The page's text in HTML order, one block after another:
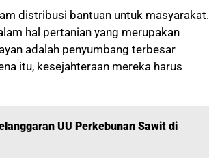
distribusi bantuan untuk masyarakat.
hal pertanian yang merupakan
adalah penyumbang terbesar
itu, kesejahteraan mereka harus
UU Perkebunan Sawit di